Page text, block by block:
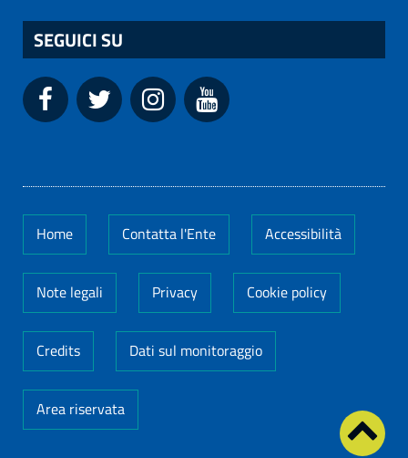
SEGUICI SU
Home Contatta l'Ente Accessibilità
Note legali Privacy Cookie policy
Credits Dati sul monitoraggio
Area riservata